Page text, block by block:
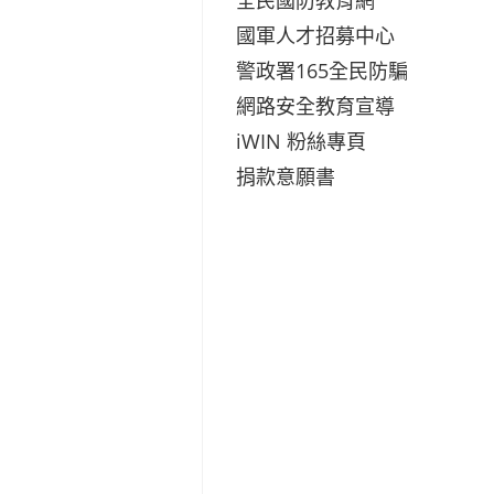
國軍人才招募中心
警政署165全民防騙
網路安全教育宣導
iWIN 粉絲專頁
捐款意願書